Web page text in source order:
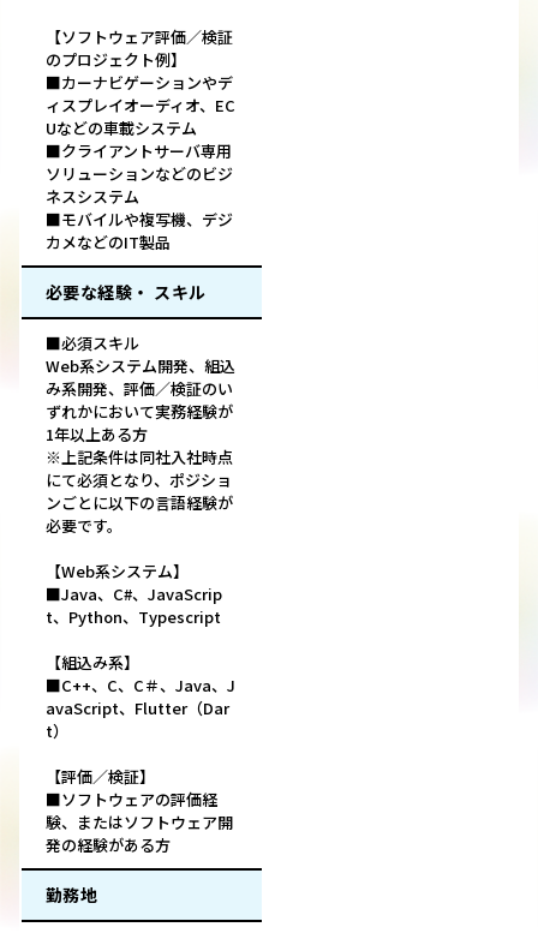
【ソフトウェア評価／検証
のプロジェクト例】
■カーナビゲーションやデ
ィスプレイオーディオ、EC
Uなどの車載システム
■クライアントサーバ専用
ソリューションなどのビジ
ネスシステム
■モバイルや複写機、デジ
カメなどのIT製品
必要な経験・ スキル
■必須スキル
Web系システム開発、組込
み系開発、評価／検証のい
ずれかにおいて実務経験が
1年以上ある方
※上記条件は同社入社時点
にて必須となり、ポジショ
ンごとに以下の言語経験が
必要です。
【Web系システム】
■Java、C#、JavaScrip
t、Python、Typescript
【組込み系】
■C++、C、C＃、Java、J
avaScript、Flutter（Dar
t）
【評価／検証】
■ソフトウェアの評価経
験、またはソフトウェア開
発の経験がある方
勤務地